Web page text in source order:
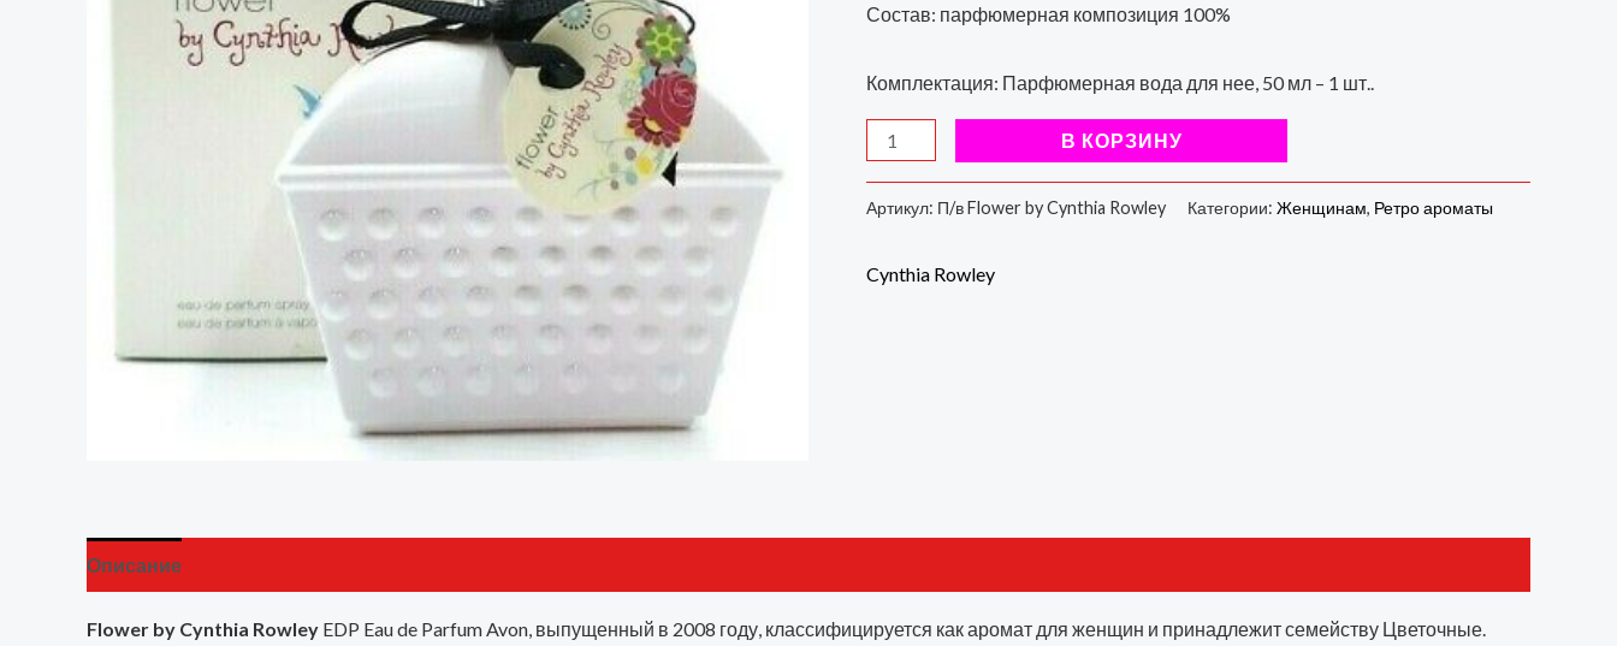
Состав: парфюмерная композиция 100%
Комплектация: Парфюмерная вода для нее, 50 мл – 1 шт..
для
50
В КОРЗИНУ
Артикул: П/в Flower by Cynthia Rowley Категории: Женщинам, Ретро ароматы
Cynthia Rowley
Описание
Flower by Cynthia Rowley EDP Eau de Parfum Avon, выпущенный в 2008 году, классифицируется как аромат для женщин и принадлежит семейству Цветочные.